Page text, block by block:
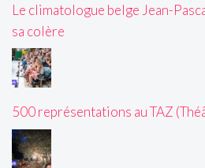
Le climatologue belge Jean-
sa colère
500 représentations au TAZ